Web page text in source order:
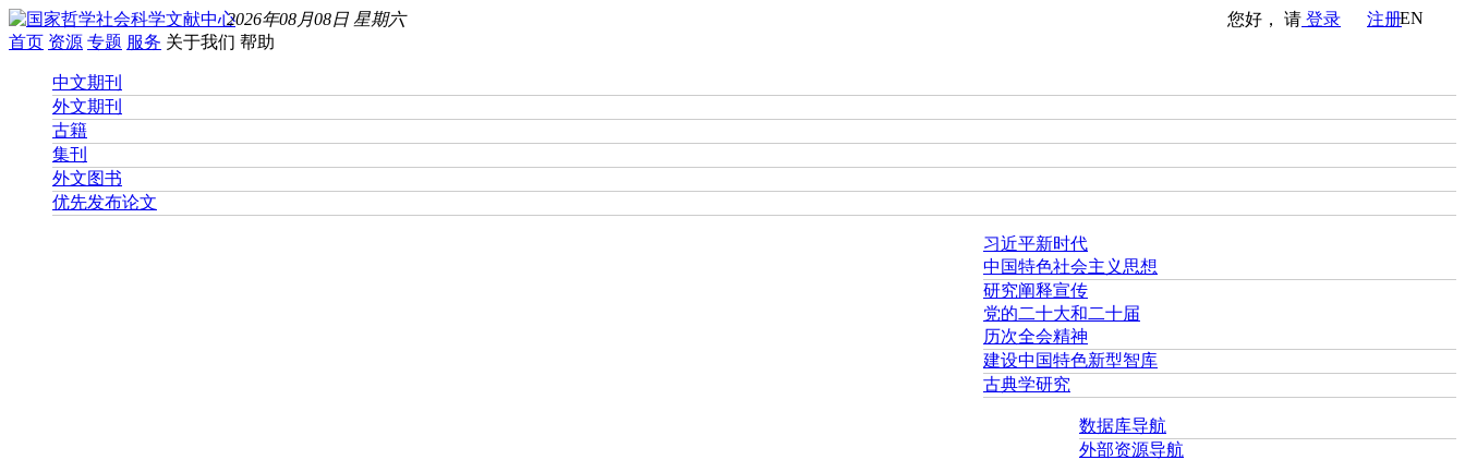
您好， 请 登录 注册EN
2026年08月08日 星期六
首页 资源 专题 服务 关于我们 帮助
中文期刊
外文期刊
古籍
集刊
外文图书
优先发布论文
习近平新时代
中国特色社会主义思想
研究阐释宣传
党的二十大和二十届
历次全会精神
建设中国特色新型智库
古典学研究
数据库导航
外部资源导航